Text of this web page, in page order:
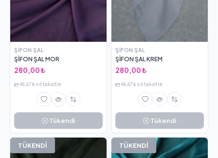
ŞIFON ŞAL
ŞİFON ŞAL MOR
280,00 ₺
46,67 ₺ x 6 taksitle
Tükendi
ŞIFON ŞAL
ŞİFON ŞAL KREM
280,00 ₺
46,67 ₺ x 6 taksitle
Tükendi
TÜKENDİ TÜKENDİ